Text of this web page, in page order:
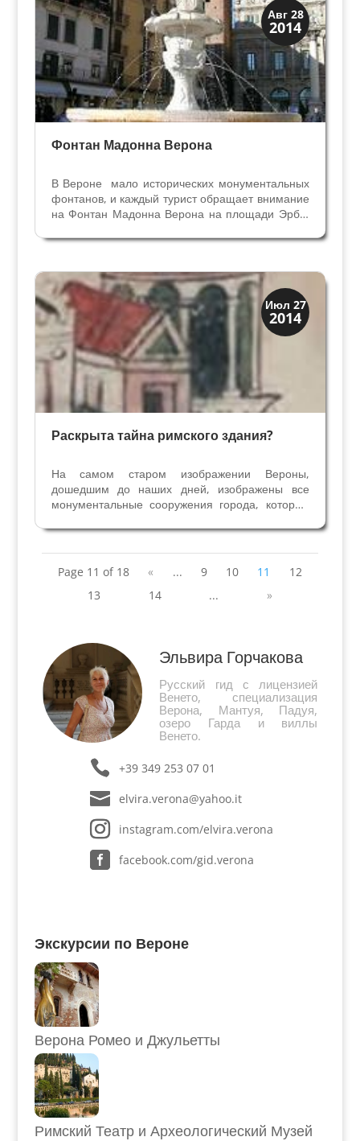
Авг 28
2014
Мосты Колодцы Фонтаны
Посмотрите в Вероне
Фонтан Мадонна Верона
В Вероне мало исторических монументальных
фонтанов, и каждый турист обращает внимание
на Фонтан Мадонна Верона на площади Эрбе.
создания в эпоху Скалиджеров, потому что был
Мадонна Верона поражает...
Июл 27
2014
Верона
Римская Верона
Раскрыта тайна римского здания?
На самом старом изображении Вероны,
дошедшим до наших дней, изображены все
монументальные сооружения города, которые
древняя карта Вероны, называется
Иконография Ратериана, по имени Епископа
Вероны Ратерио, возглавлявшего...
Page 11 of 18 « ... 9 10 11
12
13
14 ... »
Эльвира Горчакова
Русский гид с лицензией
Венето, специализация
Верона, Мантуя, Падуя,
озеро Гарда и виллы
Венето.
+39 349 253 07 01
elvira.verona@yahoo.it
instagram.com/elvira.verona
facebook.com/gid.verona
Экскурсии по Вероне
Верона Ромео и Джульетты
Римский Театр и Археологический Музей